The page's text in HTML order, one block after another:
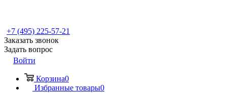
+7 (495) 225-57-21
Заказать звонок
Задать вопрос
Войти
Корзина0
Избранные товары0